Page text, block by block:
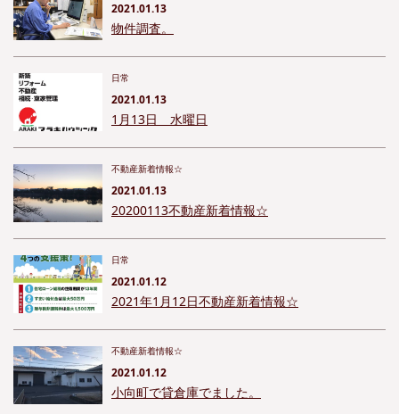
2021.01.13
物件調査。
日常
2021.01.13
1月13日 水曜日
不動産新着情報☆
2021.01.13
20200113不動産新着情報☆
日常
2021.01.12
2021年1月12日不動産新着情報☆
不動産新着情報☆
2021.01.12
小向町で貸倉庫でました。